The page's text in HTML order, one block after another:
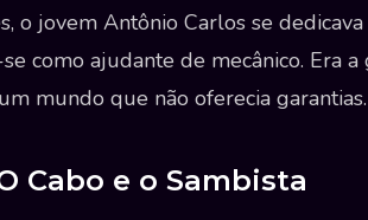
o jovem Antônio Carlos se
como ajudante de mecânico. Era
mundo que não oferecia garantias.
Cabo e o Sambista